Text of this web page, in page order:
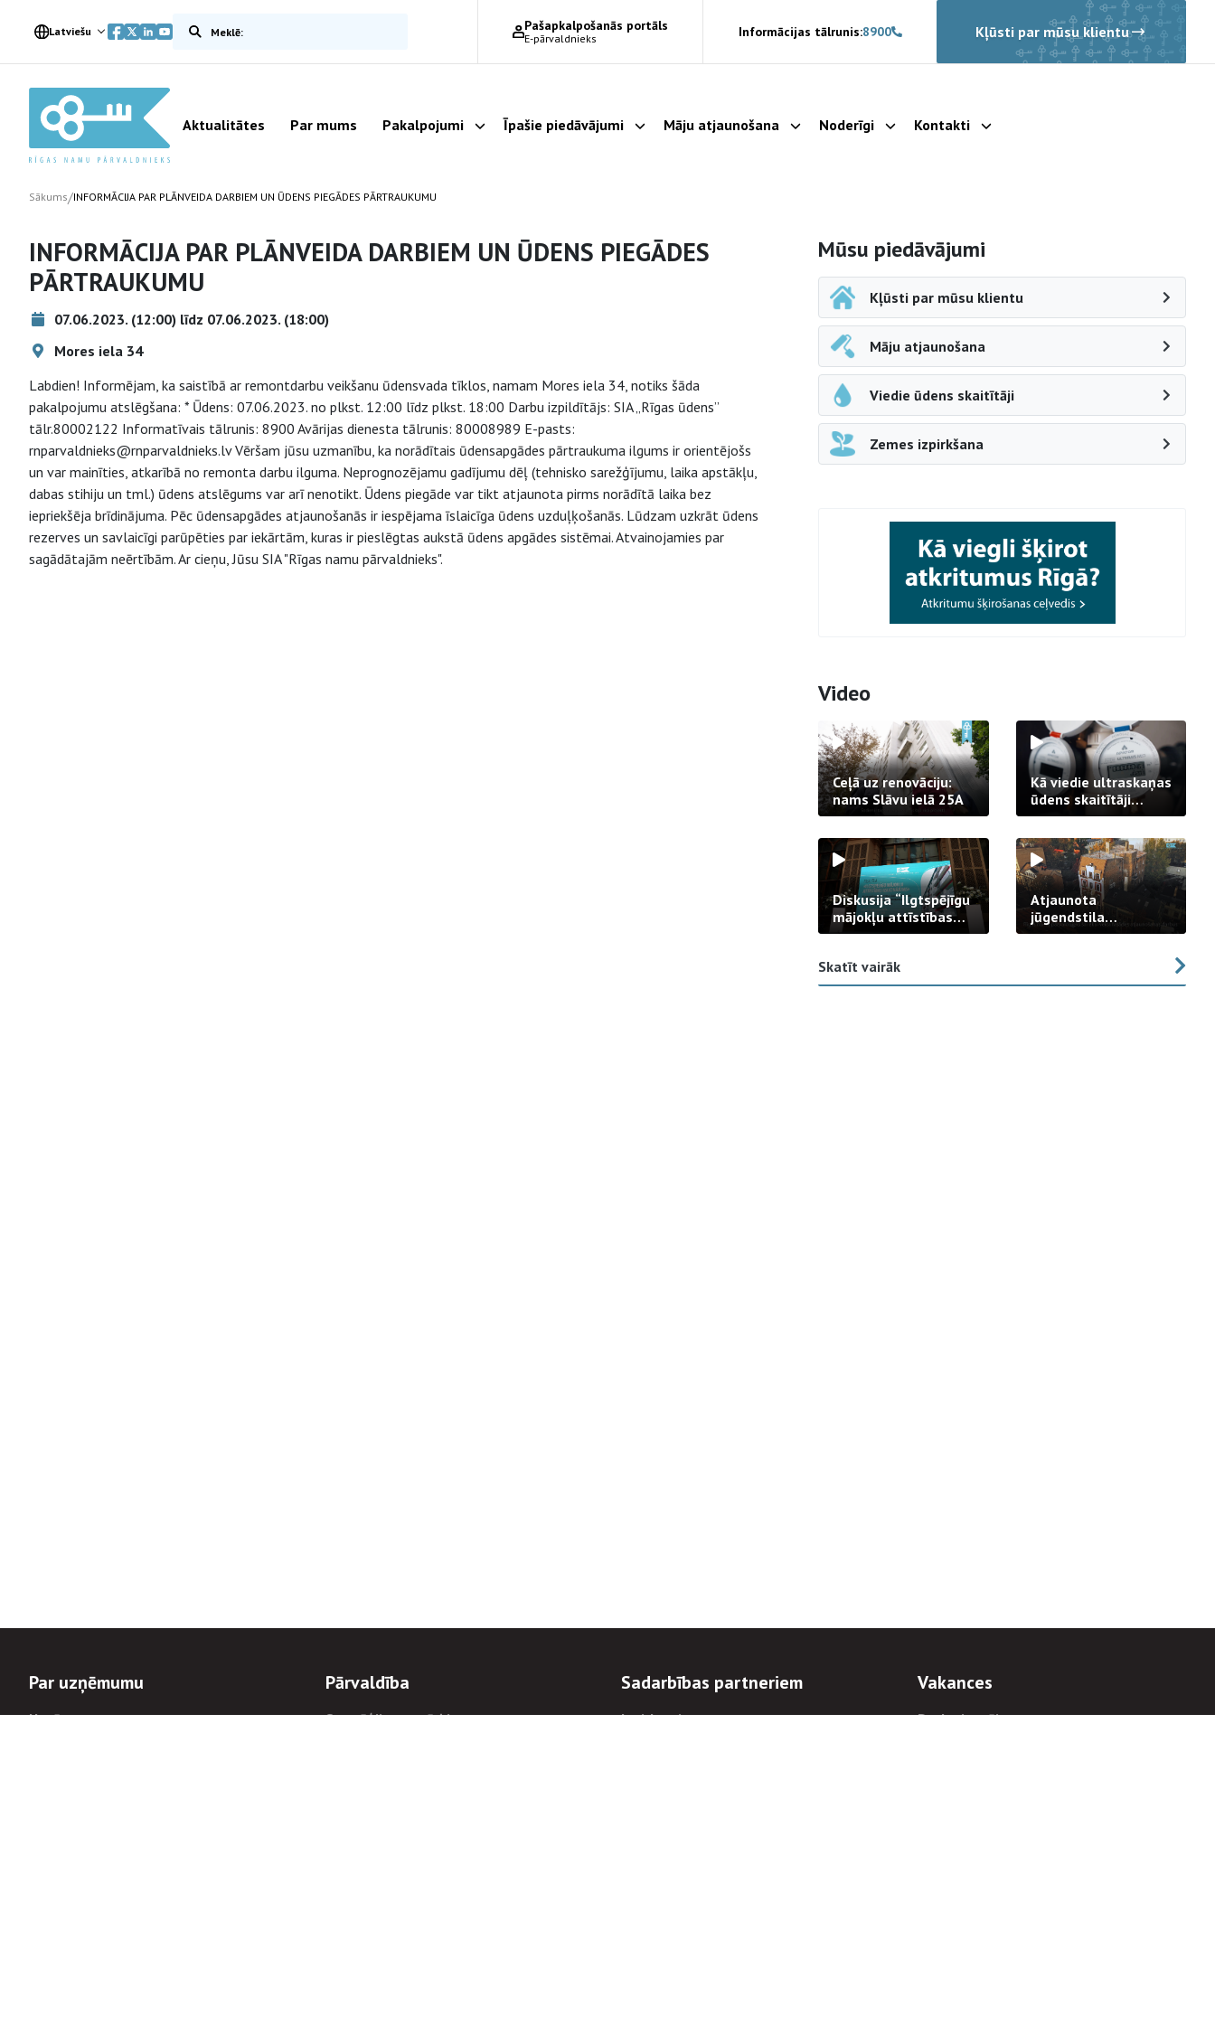
Latviešu Meklēt vietnē Pašapkalpošanās portāls
E-pārvaldnieks Informācijas tālrunis:8900 Kļūsti par mūsu klientu
Aktualitātes Par mums Pakalpojumi Parādīt apakšizvēlni
Īpašie piedāvājumi Parādīt apakšizvēlni
Māju atjaunošana Parādīt apakšizvēlni
Noderīgi Parādīt apakšizvēlni
Kontakti Parādīt apakšizvēlni
Sākums/INFORMĀCIJA PAR PLĀNVEIDA DARBIEM UN ŪDENS PIEGĀDES PĀRTRAUKUMU
INFORMĀCIJA PAR PLĀNVEIDA DARBIEM UN ŪDENS PIEGĀDES
PĀRTRAUKUMU
07.06.2023. (12:00) līdz 07.06.2023. (18:00)
Mores iela 34
Labdien! Informējam, ka saistībā ar remontdarbu veikšanu ūdensvada tīklos, namam Mores iela 34, notiks šāda
pakalpojumu atslēgšana: * Ūdens: 07.06.2023. no plkst. 12:00 līdz plkst. 18:00 Darbu izpildītājs: SIA „Rīgas ūdens”
tālr.80002122 Informatīvais tālrunis: 8900 Avārijas dienesta tālrunis: 80008989 E-pasts:
rnparvaldnieks@rnparvaldnieks.lv Vēršam jūsu uzmanību, ka norādītais ūdensapgādes pārtraukuma ilgums ir orientējošs
un var mainīties, atkarībā no remonta darbu ilguma. Neprognozējamu gadījumu dēļ (tehnisko sarežģījumu, laika apstākļu,
dabas stihiju un tml.) ūdens atslēgums var arī nenotikt. Ūdens piegāde var tikt atjaunota pirms norādītā laika bez
iepriekšēja brīdinājuma. Pēc ūdensapgādes atjaunošanās ir iespējama īslaicīga ūdens uzduļķošanās. Lūdzam uzkrāt ūdens
rezerves un savlaicīgi parūpēties par iekārtām, kuras ir pieslēgtas aukstā ūdens apgādes sistēmai. Atvainojamies par
sagādātajām neērtībām. Ar cieņu, Jūsu SIA "Rīgas namu pārvaldnieks".
Sāna navigācija
Mūsu piedāvājumi
Kļūsti par mūsu klientu
Māju atjaunošana
Viedie ūdens skaitītāji
Zemes izpirkšana
Video
Ceļā uz renovāciju:
nams Slāvu ielā 25A
Kā viedie ultraskaņas
ūdens skaitītāji
strādā praksē
Diskusija “Ilgtspējīgu
mājokļu attīstības
izaicinājums”
Atjaunota
jūgendstila
arhitektūras pērles
Skatīt vairāk
Par uzņēmumu
Uzņēmums
Pārvaldība
Stratēģija un mērķi
Sadarbības partneriem
Iepirkumi
Vakances
Darba iespējas